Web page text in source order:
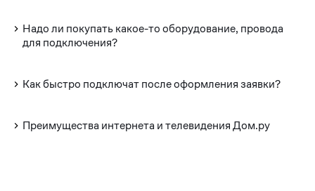
Надо ли покупать какое-то оборудование, провода
для подключения?
Как быстро подключат после оформления заявки?
Преимущества интернета и телевидения Дом.ру